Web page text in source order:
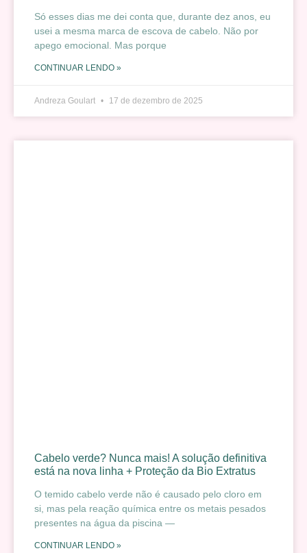
Só esses dias me dei conta que, durante dez anos, eu
usei a mesma marca de escova de cabelo. Não por
apego emocional. Mas porque
CONTINUAR LENDO »
Andreza Goulart 17 de dezembro de 2025
Cabelo verde? Nunca mais! A solução definitiva
está na nova linha + Proteção da Bio Extratus
O temido cabelo verde não é causado pelo cloro em
si, mas pela reação química entre os metais pesados
presentes na água da piscina —
CONTINUAR LENDO »